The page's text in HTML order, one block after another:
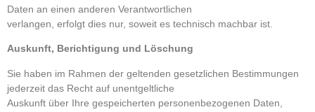
Daten an einen anderen Verantwortlichen
verlangen, erfolgt dies nur, soweit es technisch machbar ist.
Auskunft, Berichtigung und Löschung
Sie haben im Rahmen der geltenden gesetzlichen Bestimmungen
jederzeit das Recht auf unentgeltliche
Auskunft über Ihre gespeicherten personenbezogenen Daten,